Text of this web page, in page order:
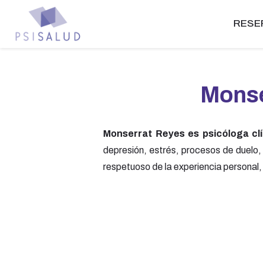
Monserrat Reyes es psicóloga
depresión, estrés, procesos de
respetuoso de la experiencia